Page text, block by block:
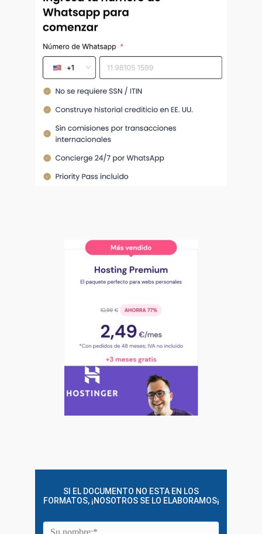
SI EL DOCUMENTO NO ESTA EN LOS
FORMATOS, ¡NOSOTROS SE LO ELABORAMOS¡